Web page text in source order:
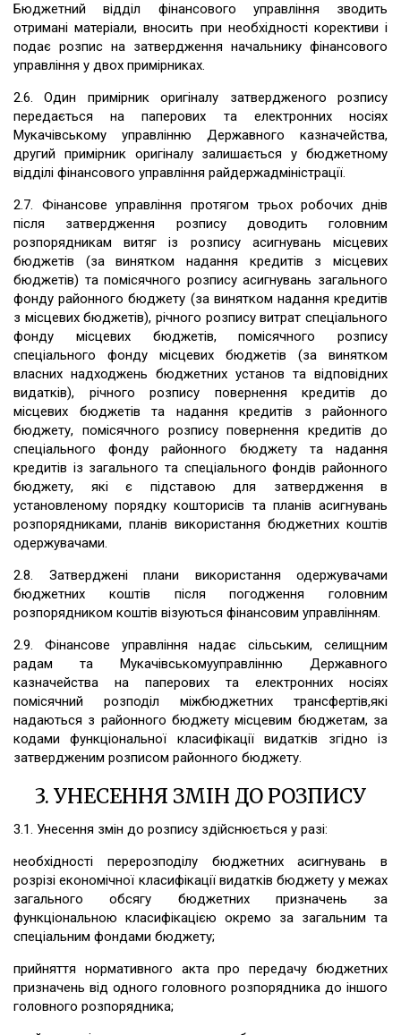
Бюджетний відділ фінансового управління зводить
отримані матеріали, вносить при необхідності корективи і
подає розпис на затвердження начальнику фінансового
управління у двох примірниках.
2.6. Один примірник оригіналу затвердженого розпису
передається на паперових та електронних носіях
Мукачівському управлінню Державного казначейства,
другий примірник оригіналу залишається у бюджетному
відділі фінансового управління райдержадміністрації.
2.7. Фінансове управління протягом трьох робочих днів
після затвердження розпису доводить головним
розпорядникам витяг із розпису асигнувань місцевих
бюджетів (за винятком надання кредитів з місцевих
бюджетів) та помісячного розпису асигнувань загального
фонду районного бюджету (за винятком надання кредитів
з місцевих бюджетів), річного розпису витрат спеціального
фонду місцевих бюджетів, помісячного розпису
спеціального фонду місцевих бюджетів (за винятком
власних надходжень бюджетних установ та відповідних
видатків), річного розпису повернення кредитів до
місцевих бюджетів та надання кредитів з районного
бюджету, помісячного розпису повернення кредитів до
спеціального фонду районного бюджету та надання
кредитів із загального та спеціального фондів районного
бюджету, які є підставою для затвердження в
установленому порядку кошторисів та планів асигнувань
розпорядниками, планів використання бюджетних коштів
одержувачами.
2.8. Затверджені плани використання одержувачами
бюджетних коштів після погодження головним
розпорядником коштів візуються фінансовим управлінням.
2.9. Фінансове управління надає сільським, селищним
радам та Мукачівськомууправлінню Державного
казначейства на паперових та електронних носіях
помісячний розподіл міжбюджетних трансфертів,які
надаються з районного бюджету місцевим бюджетам, за
кодами функціональної класифікації видатків згідно із
затвердженим розписом районного бюджету.
3. УНЕСЕННЯ ЗМІН ДО РОЗПИСУ
3.1. Унесення змін до розпису здійснюється у разі:
необхідності перерозподілу бюджетних асигнувань в
розрізі економічної класифікації видатків бюджету у межах
загального обсягу бюджетних призначень за
функціональною класифікацією окремо за загальним та
спеціальним фондами бюджету;
прийняття нормативного акта про передачу бюджетних
призначень від одного головного розпорядника до іншого
головного розпорядника;